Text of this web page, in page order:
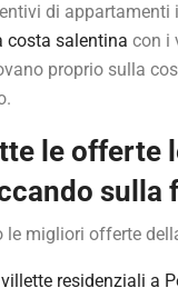
di appartamenti
costa salentina con i
proprio sulla
le offerte
sulla
le migliori offerte
villette residenziali a